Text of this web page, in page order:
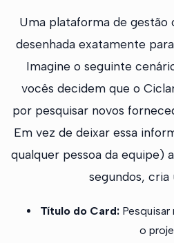
Uma plataforma de gestão
desenhada exatamente
Imagine o seguinte
vocês decidem que o
por pesquisar novos
Em vez de deixar essa
qualquer pessoa da equipe)
segundos, cria
Título do Card:
o